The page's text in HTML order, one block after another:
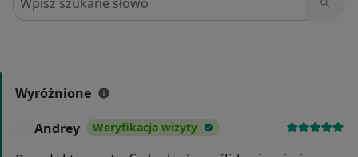
Wyróżnione
Andrey Weryfikacja wizyty